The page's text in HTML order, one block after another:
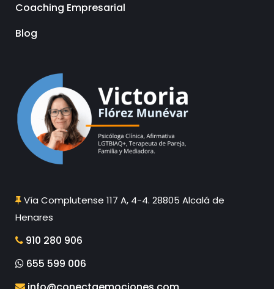
Coaching Empresarial
Blog
Vía Complutense 117 A, 4-4. 28805 Alcalá de
Henares
910 280 906
655 599 006